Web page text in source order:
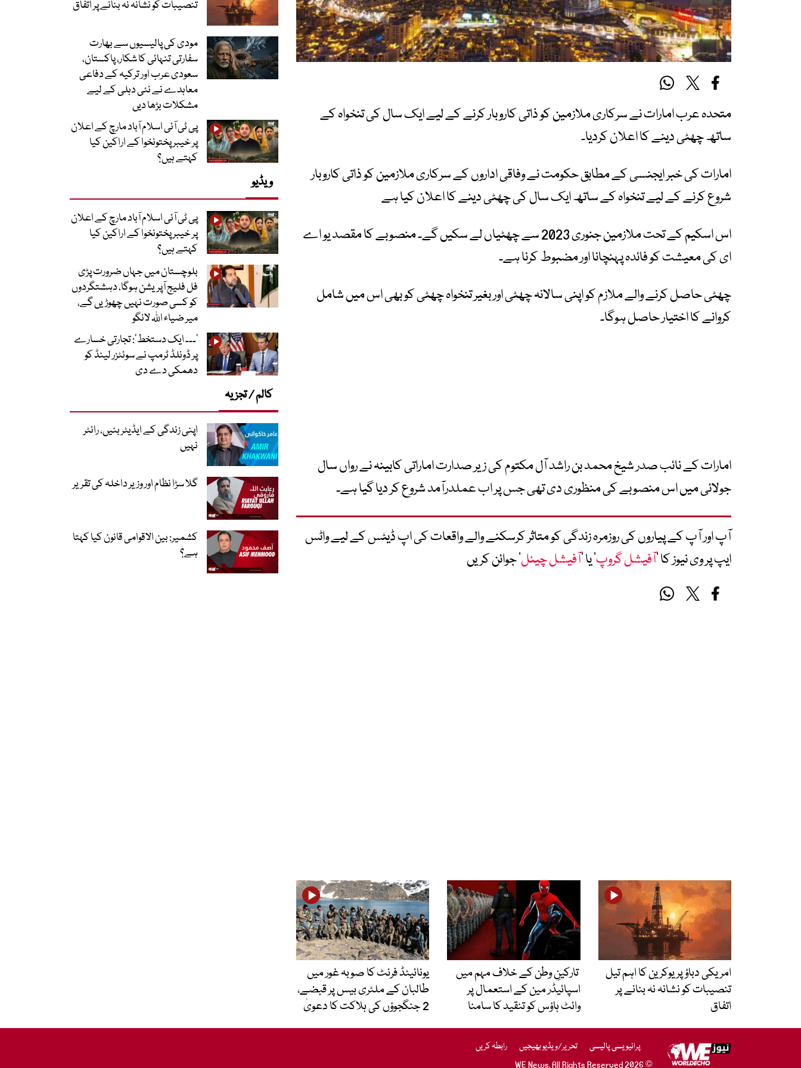
متحدہ عرب امارات نے سرکاری ملازمین کو ذاتی کاروبار کرنے کے لیے ایک سال کی تنخواہ کے
ساتھ چھٹی دینے کا اعلان کردیا۔
امارات کی خبر ایجنسی کے مطابق حکومت نے وفاقی اداروں کے سرکاری ملازمین کو ذاتی کاروبار
شروع کرنے کے لیے تنخواہ کے ساتھ ایک سال کی چھٹی دینے کا اعلان کیا ہے
اس اسکیم کے تحت ملازمین جنوری 2023 سے چھٹیاں لے سکیں گے۔ منصوبے کا مقصد یو اے
ای کی معیشت کو فائدہ پہنچانا اور مضبوط کرنا ہے۔
چھٹی حاصل کرنے والے ملازم کو اپنی سالانہ چھٹی اور بغیر تنخواہ چھٹی کو بھی اس میں شامل
کروانے کا اختیار حاصل ہوگا۔
امارات کے نائب صدر شیخ محمد بن راشد آل مکتوم کی زیر صدارت اماراتی کابینہ نے رواں سال
جولائی میں اس منصوبے کی منظوری دی تھی جس پر اب عملدرآمد شروع کر دیا گیا ہے۔
آپ اور آپ کے پیاروں کی روزمرہ زندگی کو متاثر کرسکنے والے واقعات کی اپ ڈیٹس کے لیے واٹس
ایپ پر وی نیوز کا ’آفیشل گروپ‘ یا ’آفیشل چینل‘ جوائن کریں
امریکی دباؤ پر یوکرین کا اہم تیل
تنصیبات کو نشانہ نہ بنانے پر
اتفاق
تارکینِ وطن کے خلاف مہم میں
اسپائیڈر مین کے استعمال پر
وائٹ ہاؤس کو تنقید کا سامنا
یونائیٹڈ فرنٹ کا صوبہ غور میں
طالبان کے ملٹری بیس پر قبضے،
2 جنگجوؤں کی ہلاکت کا دعویٰ
تنصیبات کو نشانہ نہ بنانے پر اتفاق
مودی کی پالیسیوں سے بھارت
سفارتی تنہائی کا شکار، پاکستان،
سعودی عرب اور ترکیہ کے دفاعی
معاہدے نے نئی دہلی کے لیے
مشکلات بڑھا دیں
پی ٹی آئی اسلام آباد مارچ کے اعلان
پر خیبر پختونخوا کے اراکین کیا
کہتے ہیں؟
ویڈیو
پی ٹی آئی اسلام آباد مارچ کے اعلان
پر خیبر پختونخوا کے اراکین کیا
کہتے ہیں؟
بلوچستان میں جہاں ضرورت پڑی
فل فلیج آپریشن ہوگا، دہشتگردوں
کو کسی صورت نہیں چھوڑیں گے،
میر ضیاء اللہ لانگو
’۔۔۔ ایک دستخط‘: تجارتی خسارے
پر ڈونلڈ ٹرمپ نے سوئٹزر لینڈ کو
دھمکی دے دی
کالم / تجزیہ
اپنی زندگی کے ایڈیٹر بنیں، رائٹر
نہیں
گلا سڑا نظام اور وزیر داخلہ کی تقریر
کشمیر: بین الاقوامی قانون کیا کہتا
ہے؟
پرائیویسی پالیسی تحریر/ویڈیو بھیجیں
رابطہ کریں
© 2026 WE News. All Rights Reserved